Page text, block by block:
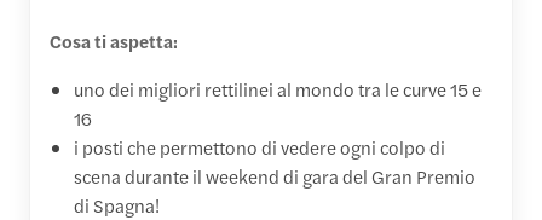
Cosa ti aspetta:
uno dei migliori rettilinei al mondo tra le curve 15 e
16
i posti che permettono di vedere ogni colpo di
scena durante il weekend di gara del Gran Premio
di Spagna!